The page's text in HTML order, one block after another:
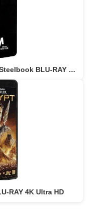
Scream 4 actuellement en combo Steelbook BLU-RAY 4K + BLU-RAY
RAY 4K Ultra HD